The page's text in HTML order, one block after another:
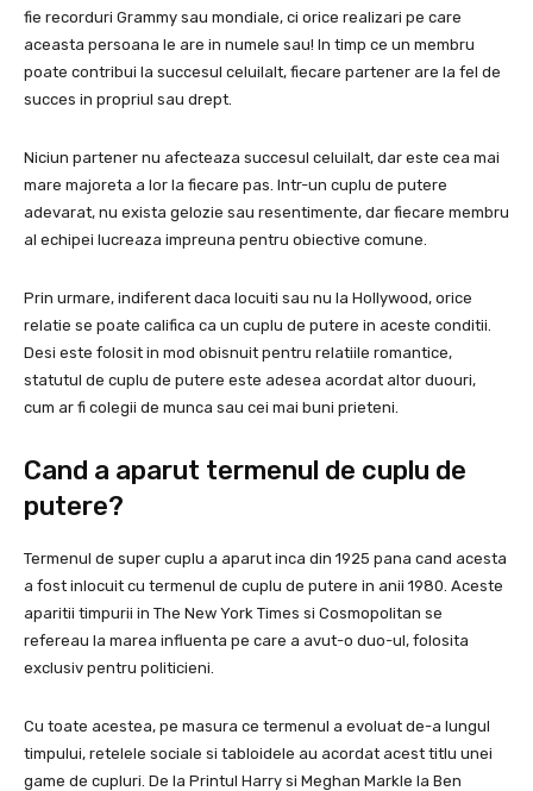
fie recorduri Grammy sau mondiale, ci orice realizari pe care
aceasta persoana le are in numele sau! In timp ce un membru
poate contribui la succesul celuilalt, fiecare partener are la fel de
succes in propriul sau drept.
Niciun partener nu afecteaza succesul celuilalt, dar este cea mai
mare majoreta a lor la fiecare pas. Intr-un cuplu de putere
adevarat, nu exista gelozie sau resentimente, dar fiecare membru
al echipei lucreaza impreuna pentru obiective comune.
Prin urmare, indiferent daca locuiti sau nu la Hollywood, orice
relatie se poate califica ca un cuplu de putere in aceste conditii.
Desi este folosit in mod obisnuit pentru relatiile romantice,
statutul de cuplu de putere este adesea acordat altor duouri,
cum ar fi colegii de munca sau cei mai buni prieteni.
Cand a aparut termenul de cuplu de
putere?
Termenul de super cuplu a aparut inca din 1925 pana cand acesta
a fost inlocuit cu termenul de cuplu de putere in anii 1980. Aceste
aparitii timpurii in The New York Times si Cosmopolitan se
refereau la marea influenta pe care a avut-o duo-ul, folosita
exclusiv pentru politicieni.
Cu toate acestea, pe masura ce termenul a evoluat de-a lungul
timpului, retelele sociale si tabloidele au acordat acest titlu unei
game de cupluri. De la Printul Harry si Meghan Markle la Ben